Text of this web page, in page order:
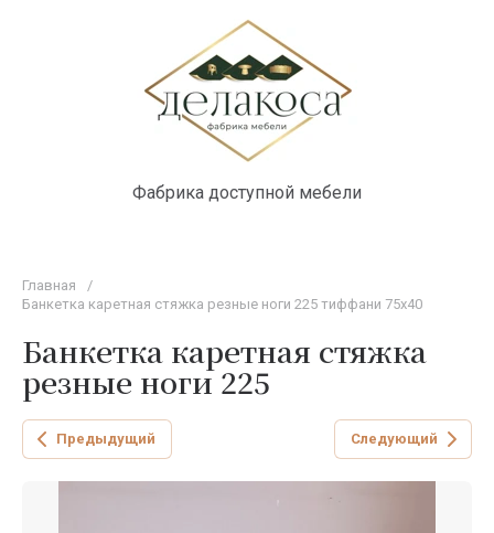
Фабрика доступной мебели
Главная
/
Банкетка каретная стяжка резные ноги 225 тиффани 75х40
Банкетка каретная стяжка
резные ноги 225
Предыдущий Следующий